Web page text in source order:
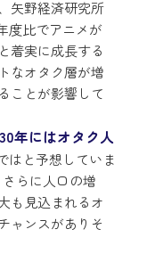
矢野経済研究所
度比でアニメが
着実に成長する
なオタク層が増
ことが影響して
年にはオタク人
はと予想していま
らに人口の増
も見込まれるオ
ャンスがありそ